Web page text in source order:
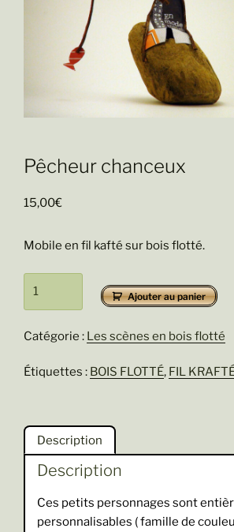
Pêcheur chanceux
15,00€
Mobile en fil kafté sur bois flotté.
chanceux
Ajouter au panier
Catégorie : Les scènes en bois flotté
Étiquettes : BOIS FLOTTÉ, FIL
Description
Description
Ces petits personnages sont
personnalisables ( famille de